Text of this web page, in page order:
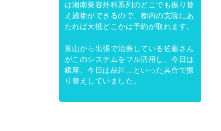
は湘南美容外科系列のどこでも振り替
え施術ができるので、都内の支院にあ
たれば大抵どこかは予約が取れます。
富山から出張で治療している佐藤さん
がこのシステムをフル活用し、今日は
銀座、今日は品川…といった具合で振
り替えしていました。